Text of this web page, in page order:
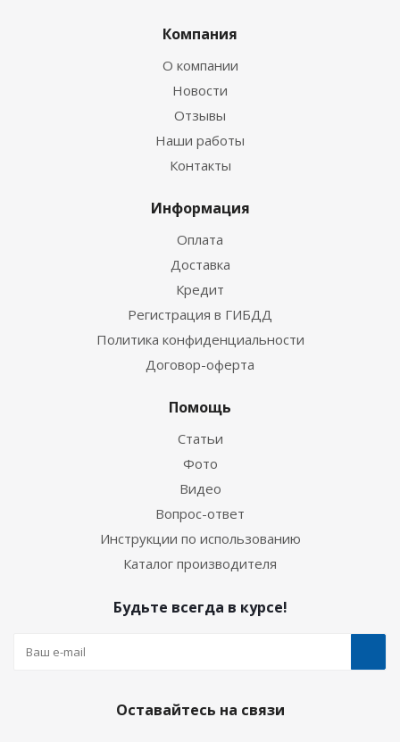
Компания
О компании
Новости
Отзывы
Наши работы
Контакты
Информация
Оплата
Доставка
Кредит
Регистрация в ГИБДД
Политика конфиденциальности
Договор-оферта
Помощь
Статьи
Фото
Видео
Вопрос-ответ
Инструкции по использованию
Каталог производителя
Будьте всегда в курсе!
Оставайтесь на связи